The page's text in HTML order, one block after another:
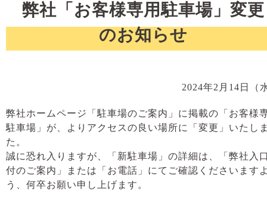
弊社「お客様専用駐車場」変更
のお知らせ
2024年2月14日（
弊社ホームページ「駐車場のご案内」に掲載の「お客様
駐車場」が、よりアクセスの良い場所に「変更」いたし
た。
誠に恐れ入りますが、「新駐車場」の詳細は、「弊社入
付のご案内」または「お電話」にてご確認くださいます
う、何卒お願い申し上げます。